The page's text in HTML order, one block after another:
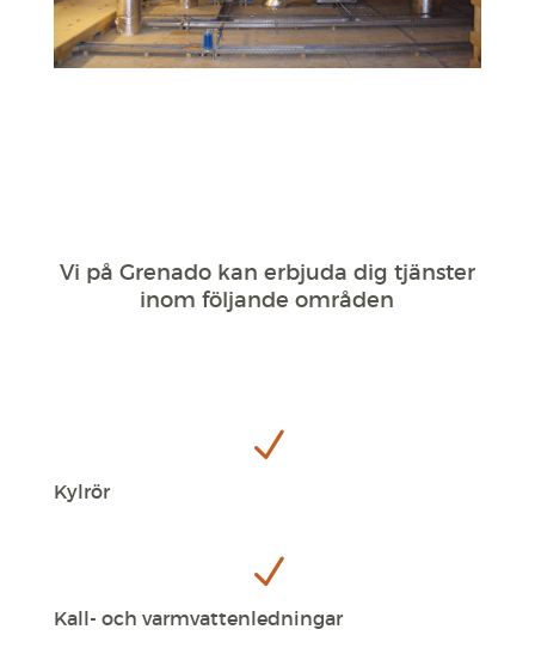
Vi på Grenado kan erbjuda dig tjänster
inom följande områden
N
Kylrör
N
Kall- och varmvattenledningar
bra som
möjligt under
ditt besök.